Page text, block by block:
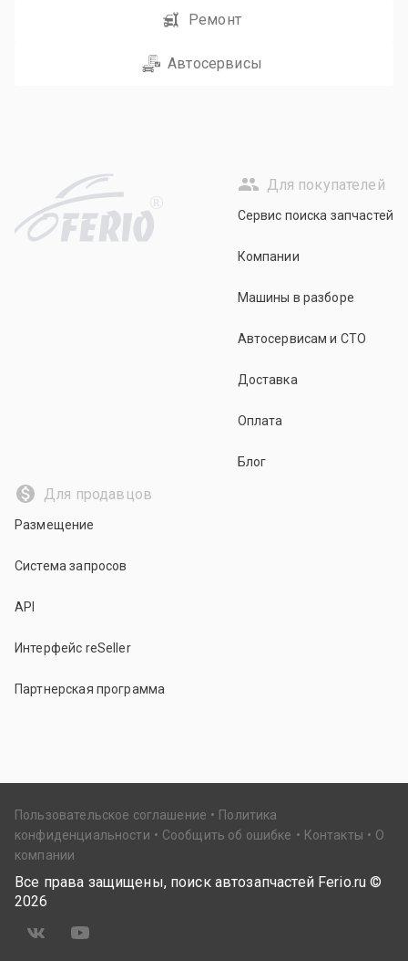
Ремонт
Автосервисы
R
Для покупателей
Сервис поиска запчастей
Компании
Машины в разборе
Автосервисам и СТО
Доставка
Оплата
Блог
Для продавцов
Размещение
Система запросов
API
Интерфейс reSeller
Партнерская программа
Пользовательское соглашение
Политика
конфиденциальности
Сообщить об ошибке Контакты
О
компании
Все права защищены, поиск автозапчастей Ferio.ru ©
2026